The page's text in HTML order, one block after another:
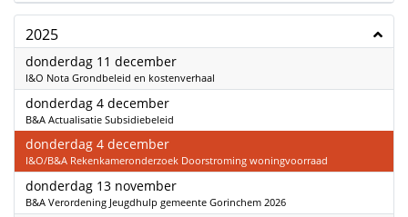
2025
donderdag 11 december2025
I&O Nota Grondbeleid en kostenverhaal
donderdag 4 december2025
B&A Actualisatie Subsidiebeleid
donderdag 4 december2025
I&O/B&A Rekenkameronderzoek Doorstroming woningvoorraad
donderdag 13 november2025
B&A Verordening Jeugdhulp gemeente Gorinchem 2026